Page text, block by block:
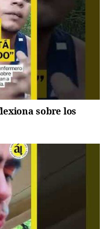
sobre los